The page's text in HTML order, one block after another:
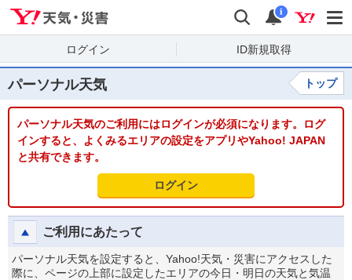
検索 通知
i
ログイン ID新規取得
パーソナル天気 トップ
パーソナル天気のご利用にはログインが必須になります。ログ
インすると、よくみるエリアの設定をアプリやYahoo! JAPAN
と共有できます。
ログイン
ご利用にあたって
パーソナル天気を設定すると、Yahoo!天気・災害にアクセスした
際に、ページの上部に設定したエリアの今日・明日の天気と気温